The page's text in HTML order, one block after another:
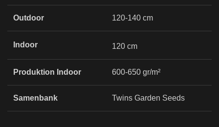
Outdoor 120-140 cm
Indoor 120 cm
Produktion Indoor 600-650 gr/m²
Samenbank Twins Garden Seeds